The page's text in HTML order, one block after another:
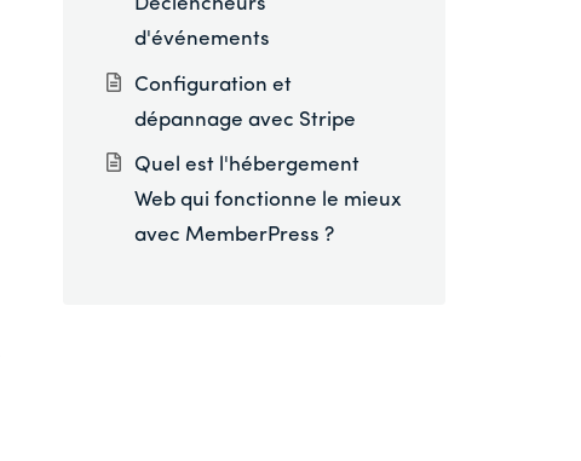
Déclencheurs
d'événements
Configuration et
dépannage avec Stripe
Quel est l'hébergement
Web qui fonctionne le mieux
avec MemberPress ?